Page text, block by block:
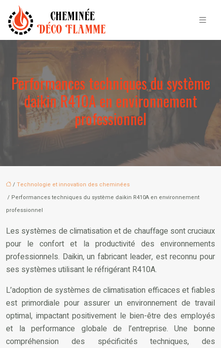
Performances techniques du système
daikin R410A en environnement
professionnel
/ Technologie et innovation des cheminées
/ Performances techniques du système daikin R410A en environnement
professionnel
Les systèmes de climatisation et de chauffage sont cruciaux
pour le confort et la productivité des environnements
professionnels. Daikin, un fabricant leader, est reconnu pour
ses systèmes utilisant le réfrigérant R410A.
L’adoption de systèmes de climatisation efficaces et fiables
est primordiale pour assurer un environnement de travail
optimal, impactant positivement le bien-être des employés
et la performance globale de l’entreprise. Une bonne
compréhension des spécificités techniques, des